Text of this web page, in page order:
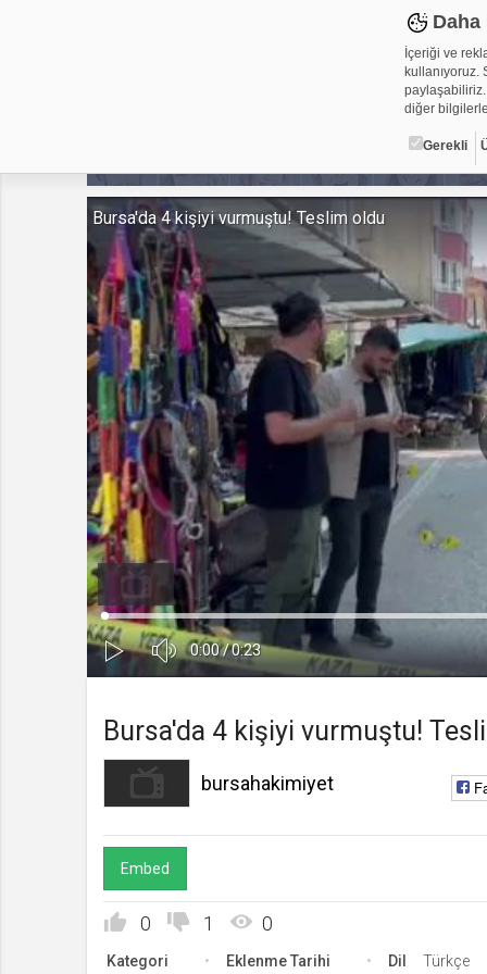
İçeriği ve
kullanıyoruz.
paylaşabiliriz.
diğer
Gerekli
Çerez
Çerezler,
metin
alanlar için
Gerekli
Üçüncü
Ses
KapaSüre
0:00/Toplam
0:23
Yükleniyor:
0%
bursahakimiyet
Kanala Katıl
Bursa'da 4 kişiyi vurmuştu! Teslim oldu
Bursa'da 4 kişiyi vurmuştu!
bursahakimiyet
Embed
0 1 0
Kategori Eklenme Tarihi Dil Türkçe